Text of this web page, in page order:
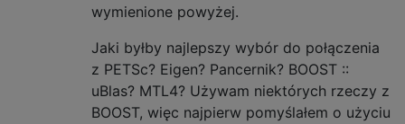
wymienione powyżej.
Jaki byłby najlepszy wybór do połączenia
z PETSc? Eigen? Pancernik? BOOST ::
uBlas? MTL4? Używam niektórych rzeczy z
BOOST, więc najpierw pomyślałem o użyciu